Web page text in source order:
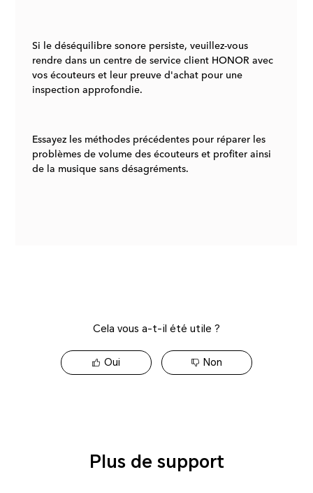
Cela vous a-t-il été utile ?
Oui Non
Plus de support